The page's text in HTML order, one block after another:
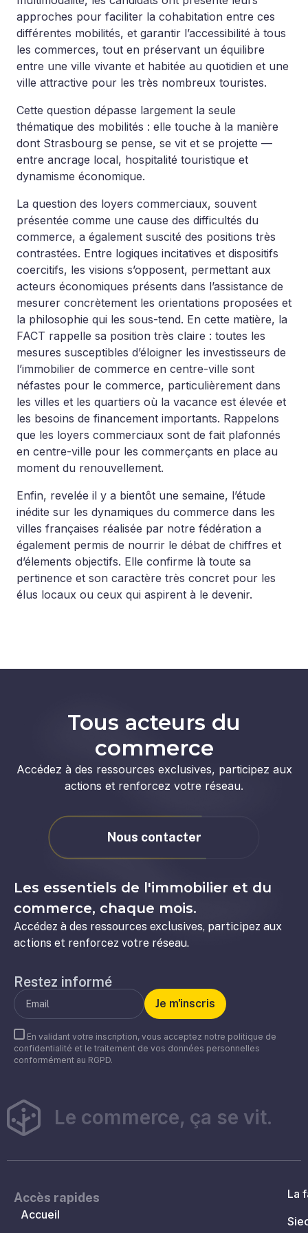
approches pour faciliter la cohabitation entre ces
différentes mobilités, et garantir l’accessibilité à tous
les commerces, tout en préservant un équilibre
entre une ville vivante et habitée au quotidien et une
ville attractive pour les très nombreux touristes.
Cette question dépasse largement la seule
thématique des mobilités : elle touche à la manière
dont Strasbourg se pense, se vit et se projette —
entre ancrage local, hospitalité touristique et
dynamisme économique.
La question des loyers commerciaux, souvent
présentée comme une cause des difficultés du
commerce, a également suscité des positions très
contrastées. Entre logiques incitatives et dispositifs
coercitifs, les visions s’opposent, permettant aux
acteurs économiques présents dans l’assistance de
mesurer concrètement les orientations proposées et
la philosophie qui les sous-tend. En cette matière, la
FACT rappelle sa position très claire : toutes les
mesures susceptibles d’éloigner les investisseurs de
l’immobilier de commerce en centre-ville sont
néfastes pour le commerce, particulièrement dans
les villes et les quartiers où la vacance est élevée et
les besoins de financement importants. Rappelons
que les loyers commerciaux sont de fait plafonnés
en centre-ville pour les commerçants en place au
moment du renouvellement.
Enfin, revelée il y a bientôt une semaine, l’étude
inédite sur les dynamiques du commerce dans les
villes françaises réalisée par notre fédération a
également permis de nourrir le débat de chiffres et
d’élements objectifs. Elle confirme là toute sa
pertinence et son caractère très concret pour les
élus locaux ou ceux qui aspirent à le devenir.
Tous acteurs du
commerce
Accédez à des ressources exclusives, participez aux
actions et renforcez votre réseau.
Nous contacter
Les essentiels de l'immobilier et du
commerce, chaque mois.
Accédez à des ressources exclusives, participez aux
actions et renforcez votre réseau.
Restez informé
En validant votre inscription, vous acceptez notre politique de
confidentialité et le traitement de vos données personnelles
conformément au RGPD.
Le commerce, ça se vit.
Accès rapides
Accueil
La